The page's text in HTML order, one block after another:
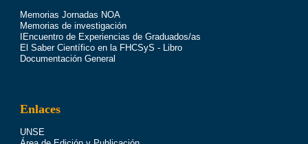
Memorias Jornadas NOA
Memorias de investigación
IEncuentro de Experiencias de Graduados/as
El Saber Científico en la FHCSyS - Libro
Documentación General
Enlaces
UNSE